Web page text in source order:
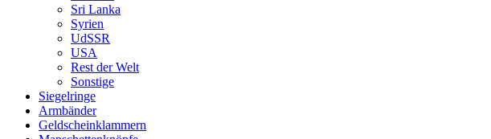
Sri Lanka
Syrien
UdSSR
USA
Rest der Welt
Sonstige
Siegelringe
Armbänder
Geldscheinklammern